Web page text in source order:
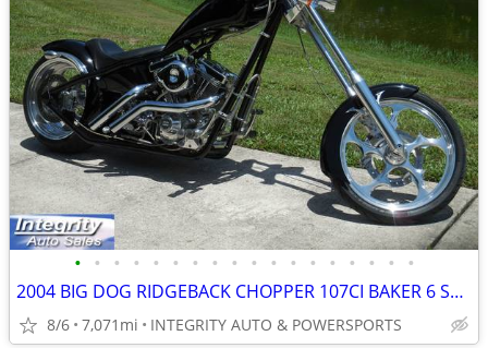
• • • • • • • • • • • • • • • • • •
2004 BIG DOG RIDGEBACK CHOPPER 107CI BAKER 6 SPEED 7K MILES VERY CLEAN
8/6 7,071mi INTEGRITY AUTO & POWERSPORTS